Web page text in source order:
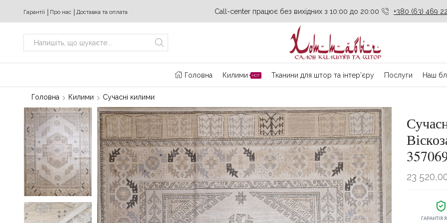
Гарантії Про нас Доставка та оплата
з 10:00 до 20:00 +380 (63) 469 22 17 Call-center працює без вихідних з 10:00 до 20:00 +380 (63) 469
Search
Головна Килими HOT Тканини для штор та інтер’єру Послуги Наш
Головна Килими Сучасні килими
23
ГАРАНТІЯ